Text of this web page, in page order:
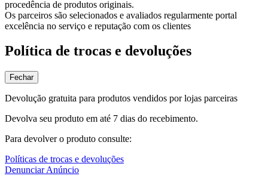
procedência de produtos originais.
Os parceiros são selecionados e avaliados regularmente portal
excelência no serviço e reputação com os clientes
Política de trocas e devoluções
Fechar
Devolução gratuita para produtos vendidos por lojas parceiras
Devolva seu produto em até 7 dias do recebimento.
Para devolver o produto consulte:
Políticas de trocas e devoluções
Denunciar Anúncio